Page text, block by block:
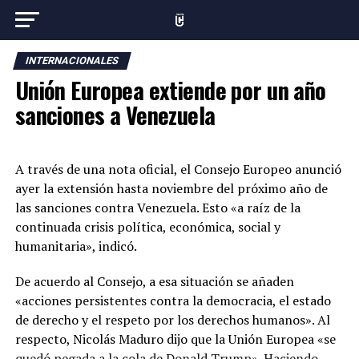
INTERNACIONALES
Unión Europea extiende por un año
sanciones a Venezuela
A través de una nota oficial, el Consejo Europeo anunció
ayer la extensión hasta noviembre del próximo año de
las sanciones contra Venezuela. Esto «a raíz de la
continuada crisis política, económica, social y
humanitaria», indicó.
De acuerdo al Consejo, a esa situación se añaden
«acciones persistentes contra la democracia, el estado
de derecho y el respeto por los derechos humanos». Al
respecto, Nicolás Maduro dijo que la Unión Europea «se